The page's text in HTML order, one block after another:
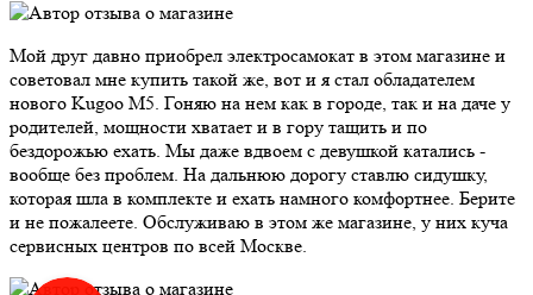
Мой друг давно приобрел электросамокат в этом магазине и
советовал мне купить такой же, вот и я стал обладателем
нового Kugoo M5. Гоняю на нем как в городе, так и на даче у
родителей, мощности хватает и в гору тащить и по
бездорожью ехать. Мы даже вдвоем с девушкой катались -
вообще без проблем. На дальнюю дорогу ставлю сидушку,
которая шла в комплекте и ехать намного комфортнее. Берите
и не пожалеете. Обслуживаю в этом же магазине, у них куча
сервисных центров по всей Москве.